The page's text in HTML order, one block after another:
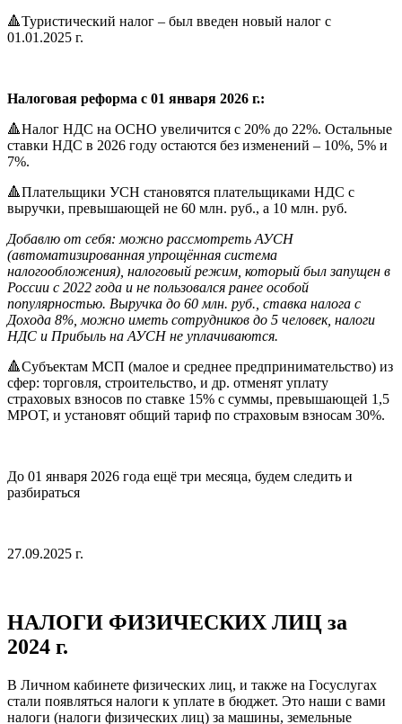
🔺Туристический налог – был введен новый налог с
01.01.2025 г.
Налоговая реформа с 01 января 2026 г.:
🔺Налог НДС на ОСНО увеличится с 20% до 22%. Остальные
ставки НДС в 2026 году остаются без изменений – 10%, 5% и
7%.
🔺Плательщики УСН становятся плательщиками НДС с
выручки, превышающей не 60 млн. руб., а 10 млн. руб.
Добавлю от себя: можно рассмотреть АУСН
(автоматизированная упрощённая система
налогообложения), налоговый режим, который был запущен в
России с 2022 года и не пользовался ранее особой
популярностью. Выручка до 60 млн. руб., ставка налога с
Дохода 8%, можно иметь сотрудников до 5 человек, налоги
НДС и Прибыль на АУСН не уплачиваются.
🔺Субъектам МСП (малое и среднее предпринимательство) из
сфер: торговля, строительство, и др. отменят уплату
страховых взносов по ставке 15% с суммы, превышающей 1,5
МРОТ, и установят общий тариф по страховым взносам 30%.
До 01 января 2026 года ещё три месяца, будем следить и
разбираться
27.09.2025 г.
НАЛОГИ ФИЗИЧЕСКИХ ЛИЦ за
2024 г.
В Личном кабинете физических лиц, и также на Госуслугах
стали появляться налоги к уплате в бюджет. Это наши с вами
налоги (налоги физических лиц) за машины, земельные